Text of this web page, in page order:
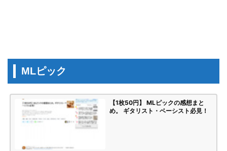
MLピック
【1枚50円】 MLピックの感想まと
め。 ギタリスト・ベーシスト必見！